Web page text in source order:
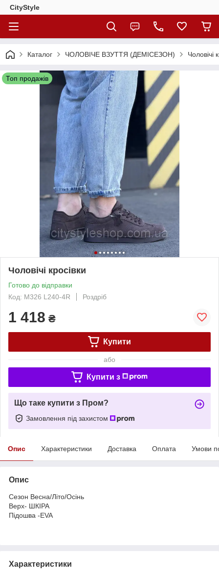
CityStylе
Каталог ЧОЛОВІЧЕ ВЗУТТЯ (ДЕМІСЕЗОН) Чоловічі
Топ продажів
Чоловічі кросівки
Готово до відправки
Код: М326 L240-4R
Роздріб
1 418 ₴
Купити
або
Купити з
Що таке купити з Пром?
Замовлення під захистом
Опис Характеристики Доставка Оплата Умови
Опис
Сезон Весна/Літо/Осінь
Верх- ШКІРА
Підошва -EVA
Характеристики